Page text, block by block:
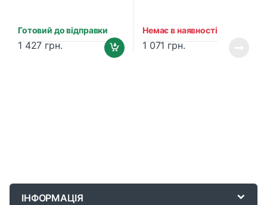
Готовий до відправки
1 427 грн.
Немає в наявності
1 071 грн.
ІНФОРМАЦІЯ